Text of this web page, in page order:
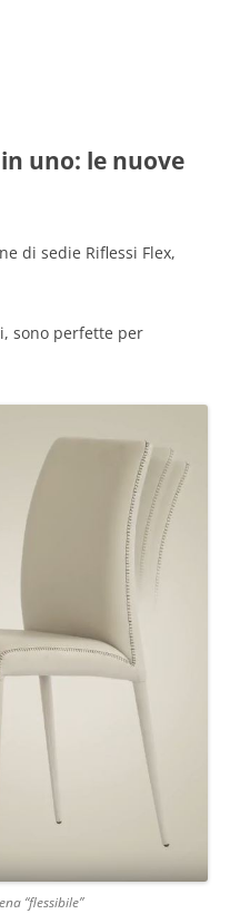
uno: le nuove
di sedie Riflessi Flex,
sono perfette per
“flessibile”